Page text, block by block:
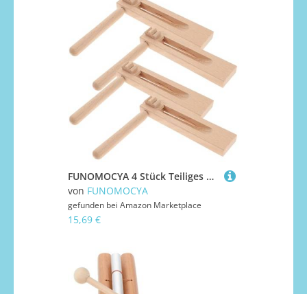
FUNOMOCYA 4 Stück Teiliges Holz Castanets für Sicheres Langlebiges Musikinstrument Einfach zu Halten Drehen Fördert Aufmerksamkeit und Neugier bei Jungen und Mädchen
von FUNOMOCYA
gefunden bei Amazon Marketplace
15,69 €